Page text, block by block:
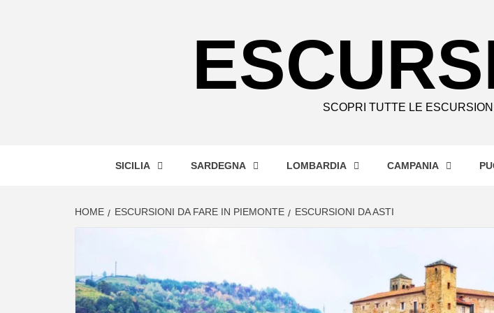
SCOPRI TUTTE LE
SICILIA SARDEGNA LOMBARDIA CAMPANIA
HOME ESCURSIONI DA FARE IN PIEMONTE ESCURSIONI DA ASTI